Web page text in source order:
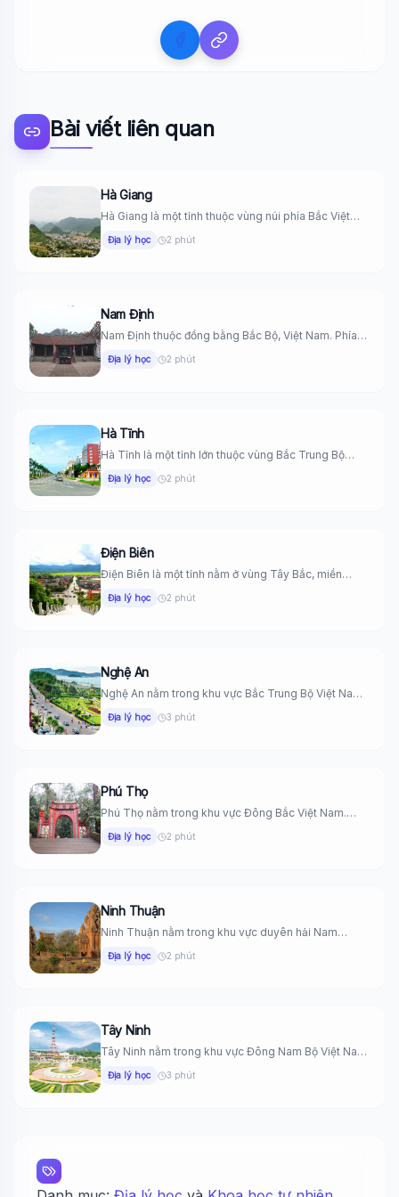
Bài viết liên quan
Hà Giang
Hà Giang là một tỉnh thuộc vùng núi phía Bắc Việt
Địa lý học 2 phút
Nam Định
Nam Định thuộc đồng bằng Bắc Bộ, Việt Nam. Phía
Địa lý học 2 phút
Hà Tĩnh
Hà Tĩnh là một tỉnh lớn thuộc vùng Bắc Trung Bộ
Địa lý học 2 phút
Điện Biên
Điện Biên là một tỉnh nằm ở vùng Tây Bắc, miền
Địa lý học 2 phút
Nghệ An
Nghệ An nằm trong khu vực Bắc Trung Bộ Việt Nam.
Địa lý học 3 phút
Phú Thọ
Phú Thọ nằm trong khu vực Đông Bắc Việt Nam.
Địa lý học 2 phút
Ninh Thuận
Ninh Thuận nằm trong khu vực duyên hải Nam
Địa lý học 2 phút
Tây Ninh
Tây Ninh nằm trong khu vực Đông Nam Bộ Việt Nam.
Địa lý học 3 phút
🤖 Wiki Trợ Lý
Sẵn sàng hỗ trợ